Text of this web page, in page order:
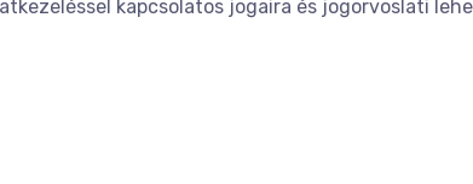
kapcsolatos jogaira és jogorvoslati